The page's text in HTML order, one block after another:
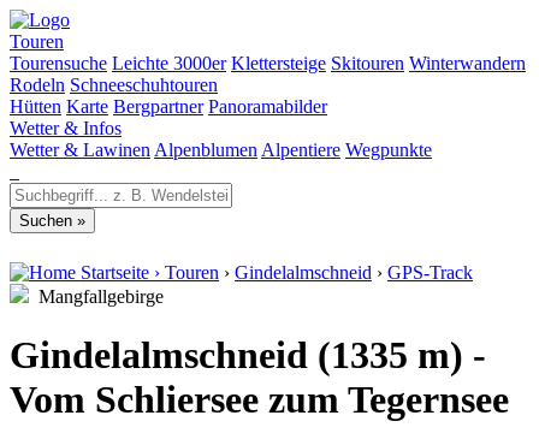
Touren
Tourensuche Leichte 3000er Klettersteige Skitouren Winterwandern
Rodeln Schneeschuhtouren
Hütten Karte Bergpartner Panoramabilder
Wetter & Infos
Wetter & Lawinen Alpenblumen Alpentiere Wegpunkte
Startseite › Touren › Gindelalmschneid › GPS-Track
Mangfallgebirge
Gindelalmschneid (1335 m) -
Vom Schliersee zum Tegernsee